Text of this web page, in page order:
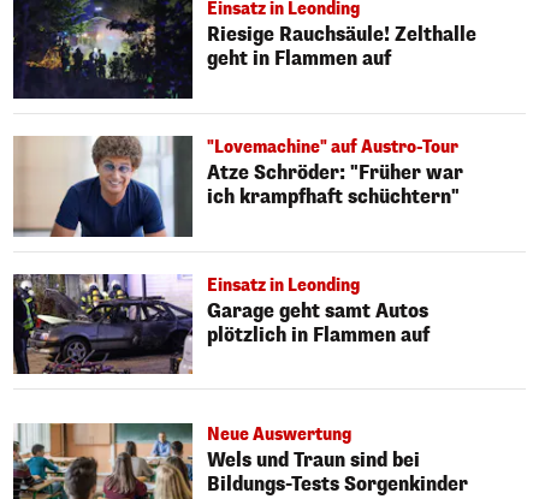
Einsatz in Leonding
Riesige Rauchsäule! Zelthalle
geht in Flammen auf
"Lovemachine" auf Austro-Tour
Atze Schröder: "Früher war
ich krampfhaft schüchtern"
Einsatz in Leonding
Garage geht samt Autos
plötzlich in Flammen auf
Neue Auswertung
Wels und Traun sind bei
Bildungs-Tests Sorgenkinder